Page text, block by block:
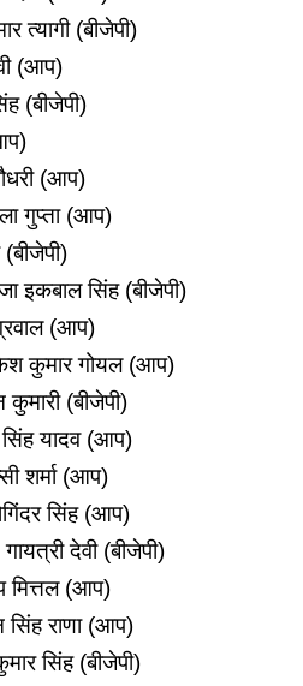
त्यागी (बीजेपी)
(आप)
(बीजेपी)
(आप)
गुप्ता (आप)
इकबाल सिंह (बीजेपी)
(आप)
कुमार गोयल (आप)
(बीजेपी)
यादव (आप)
शर्मा (आप)
सिंह (आप)
देवी (बीजेपी)
मित्तल (आप)
सिंह राणा (आप)
सिंह (बीजेपी)